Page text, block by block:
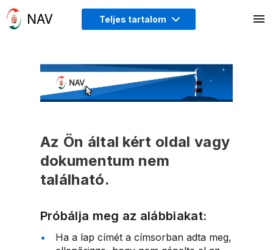
Teljes tartalom
Az Ön által kért oldal vagy
dokumentum nem
található.
Próbálja meg az alábbiakat:
Ha a lap címét a címsorban adta meg,